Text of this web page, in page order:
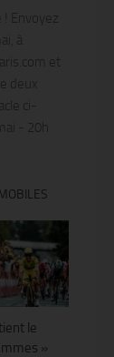
! Envoyez
à
et
deux
ci-
- 20h
le
»